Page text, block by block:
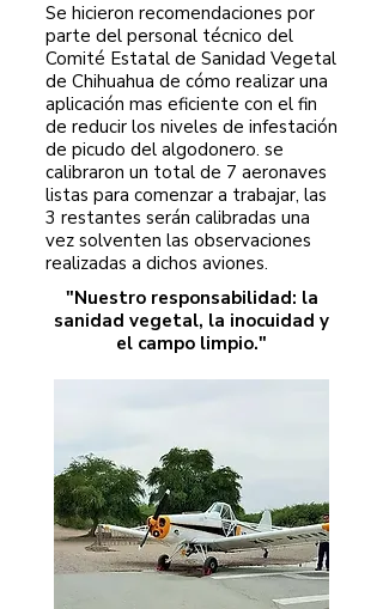
Se hicieron recomendaciones por
parte del personal técnico del
Comité Estatal de Sanidad Vegetal
de Chihuahua de cómo realizar una
aplicación mas eficiente con el fin
de reducir los niveles de infestación
de picudo del algodonero. se
calibraron un total de 7 aeronaves
listas para comenzar a trabajar, las
3 restantes serán calibradas una
vez solventen las observaciones
realizadas a dichos aviones.
"Nuestro responsabilidad: la
sanidad vegetal, la inocuidad y
el campo limpio."